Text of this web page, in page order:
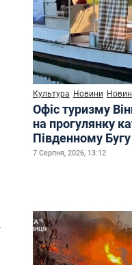
Культура Новини
Офіс туризму
на прогулянку
Південному Бугу
7 Серпня, 2026, 13:12